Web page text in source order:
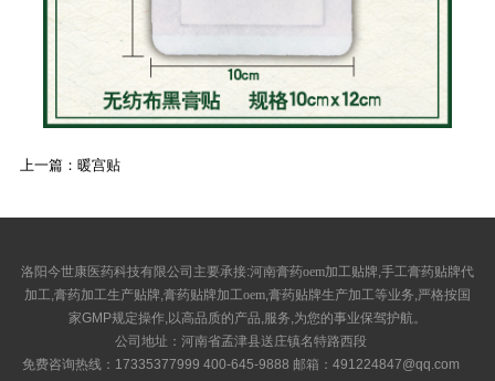
上一篇： 暖宫贴
洛阳今世康医药科技有限公司 主要承接:河南膏药oem加工贴牌,手工膏药贴牌代
加工,膏药加工生产贴牌,膏药贴牌加工oem,膏药贴牌生产加工等业务,严格按国
家GMP规定操作,以高品质的产品,服务,为您的事业保驾护航。
公司地址：河南省孟津县送庄镇名特路西段
免费咨询热线：17335377999 400-645-9888 邮箱：491224847@qq.com